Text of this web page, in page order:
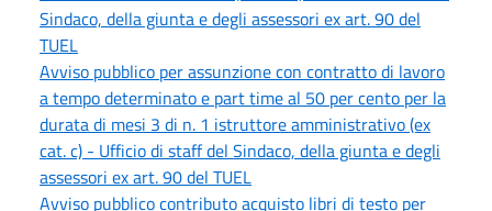
Sindaco, della giunta e degli assessori ex art. 90 del
TUEL
Avviso pubblico per assunzione con contratto di lavoro
a tempo determinato e part time al 50 per cento per la
durata di mesi 3 di n. 1 istruttore amministrativo (ex
cat. c) - Ufficio di staff del Sindaco, della giunta e degli
assessori ex art. 90 del TUEL
Avviso pubblico contributo acquisto libri di testo per